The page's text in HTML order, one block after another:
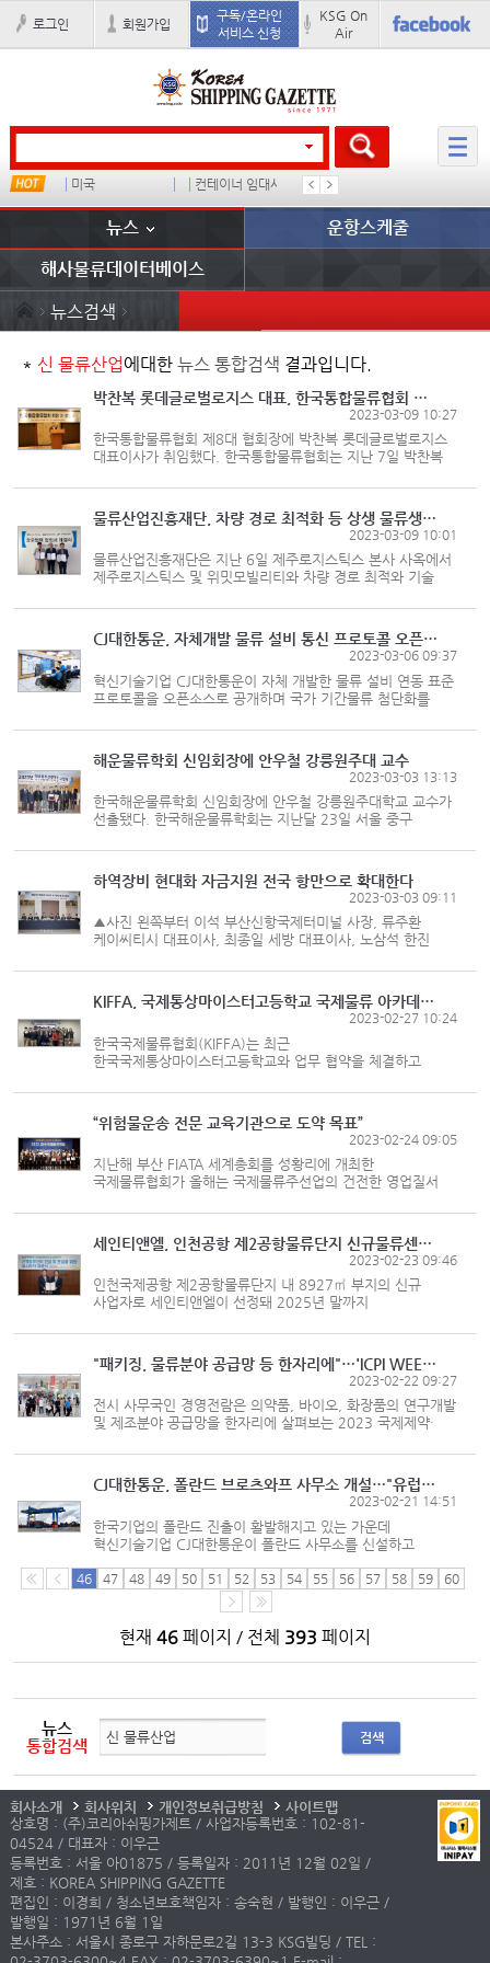
로그인 회원가입
구독/온라인
서비스 신청
KSG On
Air
미국 컨테이너 임대사 더블
뉴스 운항스케줄
해사물류데이터베이스
뉴스검색
* 신 물류산업에대한 뉴스 통합검색 결과입니다.
박찬복 롯데글로벌로지스 대표, 한국통합물류협회 제8대 신임 협회장 취임
2023-03-09 10:27
한국통합물류협회 제8대 협회장에 박찬복 롯데글로벌로지스
대표이사가 취임했다. 한국통합물류협회는 지난 7일 박찬복
관계자들이 참석한 가운데 취임식을 갖고 공식 업무에
들어갔다고 8일 밝혔...
물류산업진흥재단, 차량 경로 최적화 등 상생 물류생태계 조성 추진
2023-03-09 10:01
물류산업진흥재단은 지난 6일 제주로지스틱스 본사 사옥에서
제주로지스틱스 및 위밋모빌리티와 차량 경로 최적와 기술
이번 협약식에는 물류산업진흥재단 이건용 사무총장을 비롯,
제주로지스틱스...
CJ대한통운, 자체개발 물류 설비 통신 프로토콜 오픈소스화…”기술표준 선도”
2023-03-06 09:37
혁신기술기업 CJ대한통운이 자체 개발한 물류 설비 연동 표준
프로토콜을 오픈소스로 공개하며 국가 기간물류 첨단화를
프로토콜(LESP)을 국토교통부에서 운영하는
국가물류통합정보센터 홈페이지...
해운물류학회 신임회장에 안우철 강릉원주대 교수
2023-03-03 13:13
한국해운물류학회 신임회장에 안우철 강릉원주대학교 교수가
선출됐다. 한국해운물류학회는 지난달 23일 서울 중구
개최하고 해운정책세미나를 진행했다. 해운물류학회는 지난
2007년부터 해운물류...
하역장비 현대화 자금지원 전국 항만으로 확대한다
2023-03-03 09:11
▲사진 왼쪽부터 이석 부산신항국제터미널 사장, 류주환
케이씨티시 대표이사, 최종일 세방 대표이사, 노삼석 한진
항만운영과장, 윤진 CJ대한통운 본부장, 박창기 동방
대표이사, 박성순 동원로엑스 대표이사...
KIFFA, 국제통상마이스터고등학교 국제물류 아카데미 성료
2023-02-27 10:24
한국국제물류협회(KIFFA)는 최근
한국국제통상마이스터고등학교와 업무 협약을 체결하고
취업을 할 수 있도록 5일간 국제물류 아카데미를 운영했으며,
지난 17일 아카데미 수료식을 성황리에 거행했...
“위험물운송 전문 교육기관으로 도약 목표”
2023-02-24 09:05
지난해 부산 FIATA 세계총회를 성황리에 개최한
국제물류협회가 올해는 국제물류주선업의 건전한 영업질서
한국위험물운송안전연구소를 개소해 국제물류 위험물 교육
담당 전문 인증기관으로 도약한다는 구상이다. 한...
세인티앤엘, 인천공항 제2공항물류단지 신규물류센터 유치
2023-02-23 09:46
인천국제공항 제2공항물류단지 내 8927㎡ 부지의 신규
사업자로 세인티앤엘이 선정돼 2025년 말까지
21일 공사 회의실에서 세인티앤엘과 ‘인천국제공항
제2공항물류단지 2D4부지 신규물류센터 건설...
"패키징, 물류분야 공급망 등 한자리에"…'ICPI WEEK 2023' 열린다
2023-02-22 09:27
전시 사무국인 경영전람은 의약품, 바이오, 화장품의 연구개발
및 제조분야 공급망을 한자리에 살펴보는 2023 국제제약·
21일까지 4일간 고양 킨텍스에서 열린다고 21일 밝혔다.
여기에는 미래 물류산업과 물...
CJ대한통운, 폴란드 브로츠와프 사무소 개설…"유럽 물류영토 확대 시동"
2023-02-21 14:51
한국기업의 폴란드 진출이 활발해지고 있는 가운데
혁신기술기업 CJ대한통운이 폴란드 사무소를 신설하고
유럽 물류시장 공략을 위해 폴란드 브로츠와프에 사무소를
신규로 개설했다고 21일 밝혔...
46 47 48 49 50 51 52 53 54 55 56 57 58 59 60
현재 46페이지 / 전체 393 페이지
뉴스
통합검색
검색
회사소개 회사위치 개인정보취급방침
사이트맵
상호명 : (주)코리아쉬핑가제트 / 사업자등록번호 : 102-81-
04524 / 대표자 : 이우근
등록번호 : 서울 아01875 / 등록일자 : 2011년 12월 02일 /
제호 : KOREA SHIPPING GAZETTE
편집인 : 이경희 / 청소년보호책임자 : 송숙현 / 발행인 : 이우근 /
발행일 : 1971년 6월 1일
본사주소 : 서울시 종로구 자하문로2길 13-3 KSG빌딩 / TEL :